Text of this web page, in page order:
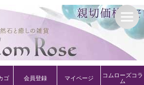
ゴ 会員登録 マイページ
コムローズコラ
ム